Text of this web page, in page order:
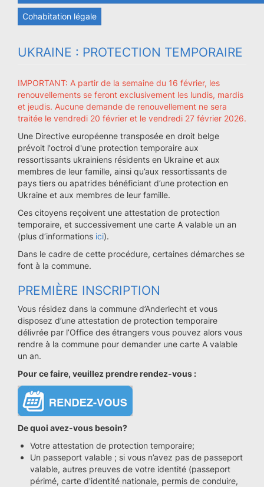
Cohabitation légale
UKRAINE : PROTECTION TEMPORAIRE
IMPORTANT: A partir de la semaine du 16 février, les
renouvellements se feront exclusivement les lundis, mardis
et jeudis. Aucune demande de renouvellement ne sera
traitée le vendredi 20 février et le vendredi 27 février 2026.
Une Directive européenne transposée en droit belge
prévoit l'octroi d'une protection temporaire aux
ressortissants ukrainiens résidents en Ukraine et aux
membres de leur famille, ainsi qu’aux ressortissants de
pays tiers ou apatrides bénéficiant d’une protection en
Ukraine et aux membres de leur famille.
Ces citoyens reçoivent une attestation de protection
temporaire, et successivement une carte A valable un an
(plus d’informations ici).
Dans le cadre de cette procédure, certaines démarches se
font à la commune.
PREMIÈRE INSCRIPTION
Vous résidez dans la commune d’Anderlecht et vous
disposez d’une attestation de protection temporaire
délivrée par l’Office des étrangers vous pouvez alors vous
rendre à la commune pour demander une carte A valable
un an.
Pour ce faire, veuillez prendre rendez-vous :
De quoi avez-vous besoin?
Votre attestation de protection temporaire;
Un passeport valable ; si vous n’avez pas de passeport
valable, autres preuves de votre identité (passeport
périmé, carte d'identité nationale, permis de conduire,